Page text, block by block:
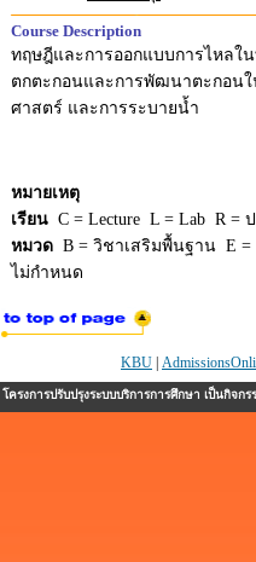
Course Description
ทฤษฎีและการออกแบบการไหลใ
ตกตะกอนและการพัฒนาตะกอนใ
ศาสตร์ และการระบายน้ำ
หมายเหตุ
เรียน C = Lecture L = Lab R =
หมวด B = วิชาเสริมพื้นฐาน E
ไม่กำหนด
KBU
โครงการปรับปรุงระบบบริการการศึกษา เป็นกิ